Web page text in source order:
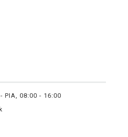
PIA, 08:00 - 16:00